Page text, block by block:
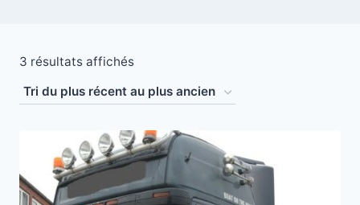
3 résultats affichésTrié
du
plus
récent
au
plus